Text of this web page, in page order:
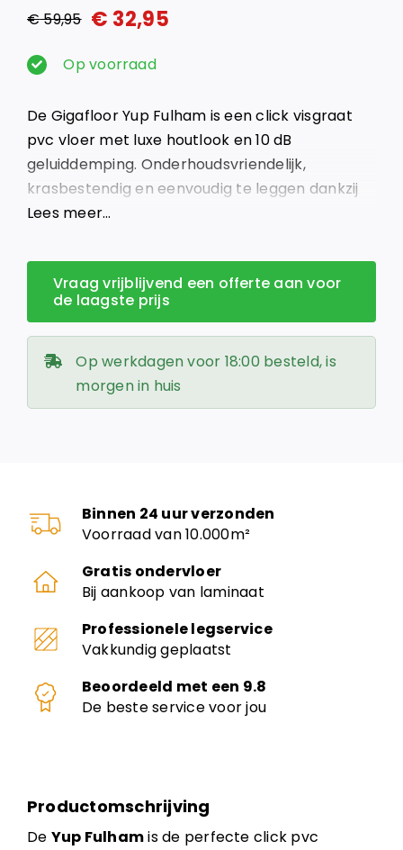
€59,95
Oorspronkelijke
prijs
€ 59,95.
€ 32,95
Huidige
prijs
€ 32,95.
Op voorraad
De Gigafloor Yup Fulham is een click visgraat
pvc vloer met luxe houtlook en 10 dB
geluiddemping. Onderhoudsvriendelijk,
krasbestendig en eenvoudig te leggen dankzij
het kliksysteem.
Lees meer…
Vraag vrijblijvend een offerte aan voor
de laagste prijs
Op werkdagen voor 18:00 besteld, is
morgen in huis
Binnen 24 uur verzonden
Voorraad van 10.000m²
Gratis ondervloer
Bij aankoop van laminaat
Professionele legservice
Vakkundig geplaatst
Beoordeeld met een 9.8
De beste service voor jou
Productomschrijving
De Yup Fulhamis de perfecte click pvc